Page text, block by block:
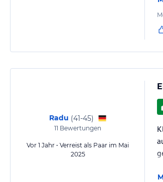
Radu (41-45)
11 Bewertungen
Vor 1 Jahr • Verreist als Paar im Mai
2025